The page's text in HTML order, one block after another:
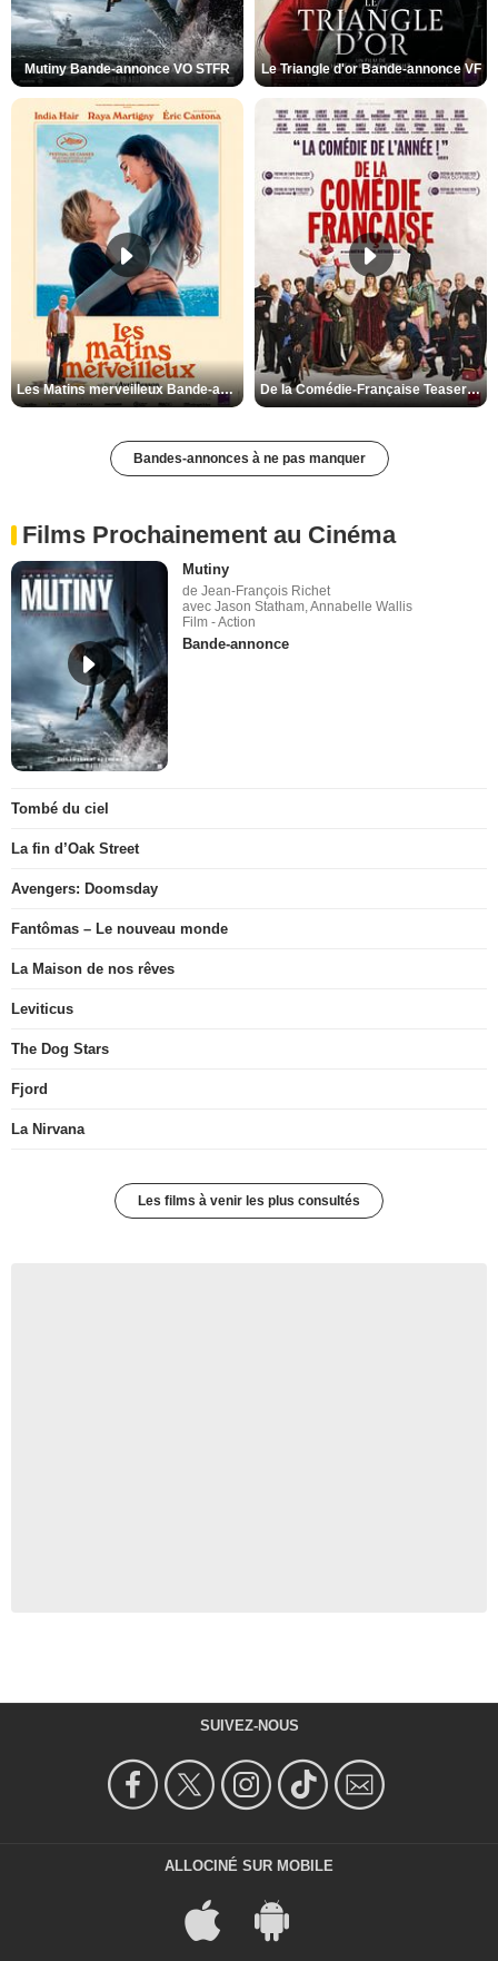
Mutiny Bande-annonce VO STFR Le Triangle d'or Bande-annonce VF
Les Matins merveilleux Bande-annonce VF De la Comédie-Française Teaser VF
Bandes-annonces à ne pas manquer
Films Prochainement au Cinéma
Mutiny
de Jean-François Richet
avec Jason Statham, Annabelle Wallis
Film - Action
Bande-annonce
Tombé du ciel
La fin d’Oak Street
Avengers: Doomsday
Fantômas – Le nouveau monde
La Maison de nos rêves
Leviticus
The Dog Stars
Fjord
La Nirvana
Les films à venir les plus consultés
SUIVEZ-NOUS
ALLOCINÉ SUR MOBILE